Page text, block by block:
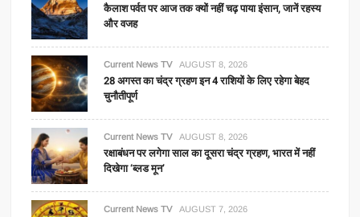
कैलाश पर्वत पर आज तक क्यों नहीं चढ़ पाया इंसान, जानें रहस्य
और वजह
Current News TV AUGUST 8, 2026
28 अगस्त का चंद्र ग्रहण इन 4 राशियों के लिए रहेगा बेहद
चुनौतीपूर्ण
Current News TV AUGUST 8, 2026
रक्षाबंधन पर लगेगा साल का दूसरा चंद्र ग्रहण, भारत में नहीं
दिखेगा ‘ब्लड मून’
Current News TV AUGUST 7, 2026